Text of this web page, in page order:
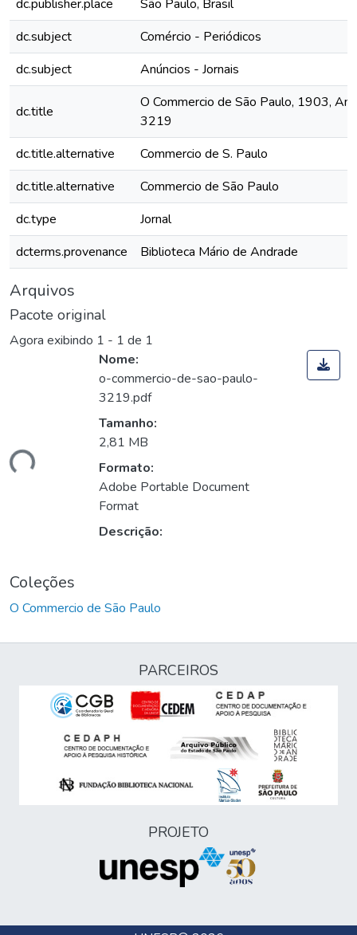
dc.publisher.place
São Paulo, Brasil
dc.subject
Comércio - Periódicos
dc.subject
Anúncios - Jornais
dc.title
O Commercio de São Paulo, 1903,
3219
dc.title.alternative
Commercio de S. Paulo
dc.title.alternative
Commercio de São Paulo
dc.type
Jornal
dcterms.provenance
Biblioteca Mário de Andrade
Arquivos
Pacote original
Agora exibindo 1 - 1 de 1
Nome:
o-commercio-de-sao-paulo-
3219.pdf
Tamanho:
2,81 MB
Formato:
Adobe Portable Document
Format
Descrição:
Coleções
O Commercio de São Paulo
PARCEIROS
PROJETO